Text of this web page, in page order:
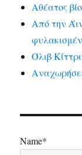
Αθέατος
Από την
Όλιβ
Name*